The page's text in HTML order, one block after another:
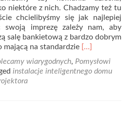
niektóre z nich. Chadzamy też tu
chcielibyśmy się jak najlepiej
swoją imprezę zależy nam, aby
salę bankietową z bardzo dobrym
mającą na standardzie Read
about
Instalacje
[…]
wiarygodnych, Pomysłowi
instalacje inteligentnego domu